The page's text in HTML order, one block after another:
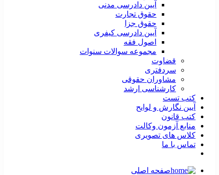
آیین دادرسی مدنی
حقوق تجارت
حقوق جزا
آیین دادرسی کیفری
اصول فقه
مجموعه سوالات سنوات
قضاوت
سردفتری
مشاوران حقوقی
کارشناسی ارشد
کتب تست
آیین نگارش و لوایح
کتب قانون
منابع آزمون وکالت
کلاس های تصویری
تماس با ما
صفحه اصلی